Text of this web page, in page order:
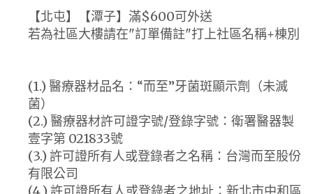
【北屯】【潭子】滿$600可外送
若為社區大樓請在"訂單備註"打上社區名稱+棟別
(1.) 醫療器材品名：“而至”牙菌斑顯示劑（未滅
菌）
(2.) 醫療器材許可證字號/登錄字號：衛署醫器製
壹字第 021833號
(3.) 許可證所有人或登錄者之名稱：台灣而至股份
有限公司